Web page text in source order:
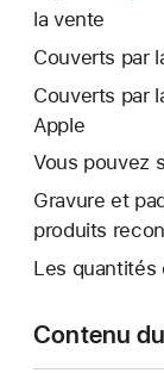
la vente
Couverts par
Couverts par
Apple
Vous pouvez
Gravure et
produits
Les quantités
Contenu